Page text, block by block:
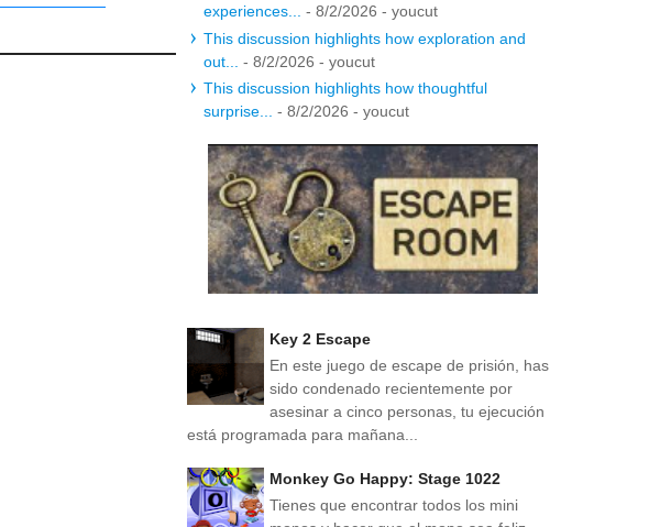
experiences...
- 8/2/2026 - youcut
This discussion highlights how exploration and
out...
- 8/2/2026 - youcut
This discussion highlights how thoughtful
surprise...
- 8/2/2026 - youcut
Key 2 Escape
En este juego de escape de prisión, has
sido condenado recientemente por
asesinar a cinco personas, tu ejecución
está programada para mañana...
Monkey Go Happy: Stage 1022
Tienes que encontrar todos los mini